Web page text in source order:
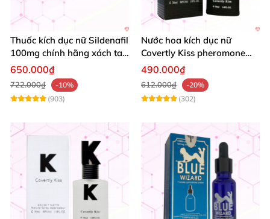
Thuốc kích dục nữ Sildenafil
100mg chính hãng xách tay
Mỹ
650.000₫
722.000₫
-10%
(903)
Nước hoa kích dục nữ
Covertly Kiss pheromone
hấp dẫn cao cấp
490.000₫
612.000₫
-20%
(302)